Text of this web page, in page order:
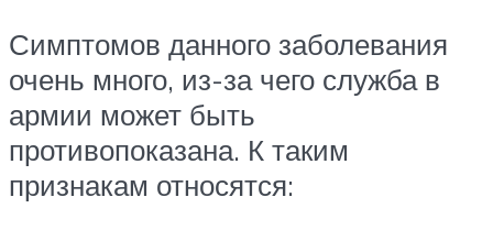
Симптомов данного заболевания
очень много, из-за чего служба в
армии может быть
противопоказана. К таким
признакам относятся: